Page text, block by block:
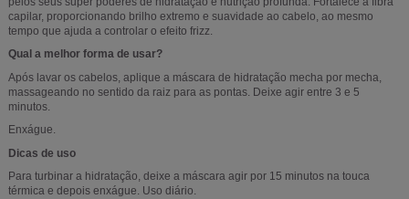
capilar, proporcionando brilho extremo e suavidade ao cabelo, ao mesmo
tempo que ajuda a controlar o efeito frizz.
Qual a melhor forma de usar?
Após lavar os cabelos, aplique a máscara de hidratação mecha por mecha,
massageando no sentido da raiz para as pontas. Deixe agir entre 3 e 5
minutos.
Enxágue.
Dicas de uso
Para turbinar a hidratação, deixe a máscara agir por 15 minutos na touca
térmica e depois enxágue. Uso diário.